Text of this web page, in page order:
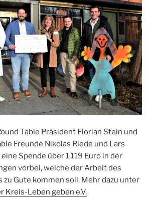
Table Präsident Florian Stein und
Freunde Nikolas Riede und Lars
Spende über 1.119 Euro in der
vorbei, welche der Arbeit des
zu Gute kommen soll. Mehr dazu unter
Kreis-Leben geben e.V.